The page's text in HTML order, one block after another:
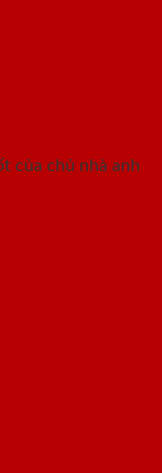
của chủ nhà anh